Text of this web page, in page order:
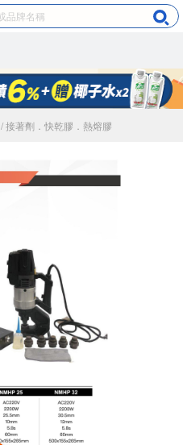
/ 接著劑．快乾膠．熱熔膠